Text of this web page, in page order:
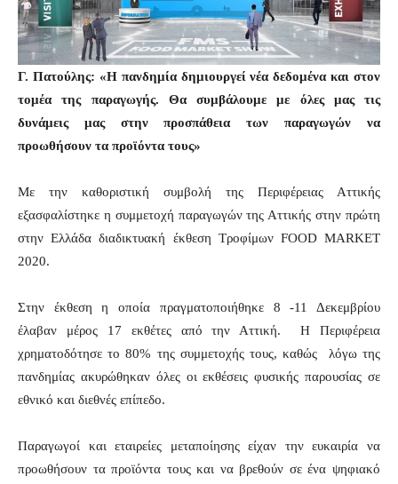
Γ. Πατούλης: «Η πανδημία δημιουργεί νέα δεδομένα και στον
τομέα της παραγωγής. Θα συμβάλουμε με όλες μας τις
δυνάμεις μας στην προσπάθεια των παραγωγών να
προωθήσουν τα προϊόντα τους»
Με την καθοριστική συμβολή της Περιφέρειας Αττικής
εξασφαλίστηκε η συμμετοχή παραγωγών της Αττικής στην πρώτη
στην Ελλάδα διαδικτυακή έκθεση Τροφίμων FOOD MARKET
2020.
Στην έκθεση η οποία πραγματοποιήθηκε 8 -11 Δεκεμβρίου
έλαβαν μέρος 17 εκθέτες από την Αττική. Η Περιφέρεια
χρηματοδότησε το 80% της συμμετοχής τους, καθώς λόγω της
πανδημίας ακυρώθηκαν όλες οι εκθέσεις φυσικής παρουσίας σε
εθνικό και διεθνές επίπεδο.
Παραγωγοί και εταιρείες μεταποίησης είχαν την ευκαιρία να
προωθήσουν τα προϊόντα τους και να βρεθούν σε ένα ψηφιακό